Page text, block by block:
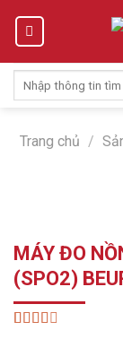
kiếm:
Trang chủ /
MÁY ĐO
(SPO2)